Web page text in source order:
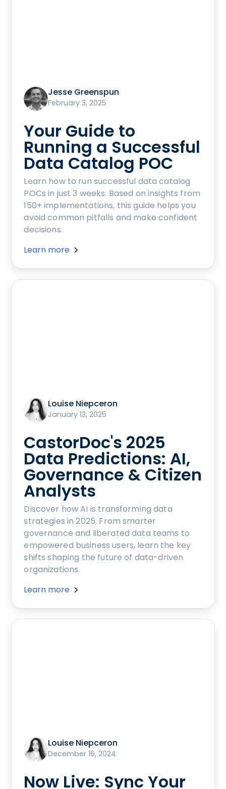
Jesse Greenspun
February 3, 2025
Your Guide to
Running a Successful
Data Catalog POC
Learn how to run successful data catalog
POCs in just 3 weeks. Based on insights from
150+ implementations, this guide helps you
avoid common pitfalls and make confident
decisions.
Learn more
Louise Niepceron
January 13, 2025
CastorDoc's 2025
Data Predictions: AI,
Governance & Citizen
Analysts
Discover how AI is transforming data
strategies in 2025. From smarter
governance and liberated data teams to
empowered business users, learn the key
shifts shaping the future of data-driven
organizations.
Learn more
Louise Niepceron
December 16, 2024
Now Live: Sync Your